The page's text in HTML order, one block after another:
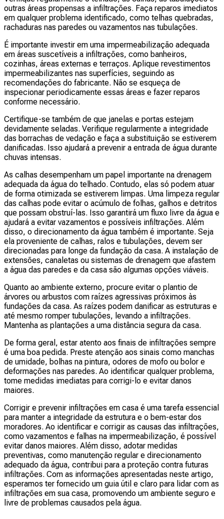
outras áreas propensas a infiltrações. Faça reparos imediatos
em qualquer problema identificado, como telhas quebradas,
rachaduras nas paredes ou vazamentos nas tubulações.
É importante investir em uma impermeabilização adequada
em áreas suscetíveis a infiltrações, como banheiros,
cozinhas, áreas externas e terraços. Aplique revestimentos
impermeabilizantes nas superfícies, seguindo as
recomendações do fabricante. Não se esqueça de
inspecionar periodicamente essas áreas e fazer reparos
conforme necessário.
Certifique-se também de que janelas e portas estejam
devidamente seladas. Verifique regularmente a integridade
das borrachas de vedação e faça a substituição se estiverem
danificadas. Isso ajudará a prevenir a entrada de água durante
chuvas intensas.
As calhas desempenham um papel importante na drenagem
adequada da água do telhado. Contudo, elas só podem atuar
de forma otimizada se estiverem limpas. Uma limpeza regular
das calhas pode evitar o acúmulo de folhas, galhos e detritos
que possam obstruí-las. Isso garantirá um fluxo livre da água e
ajudará a evitar vazamentos e possíveis infiltrações. Além
disso, o direcionamento da água também é importante. Seja
ela proveniente de calhas, ralos e tubulações, devem ser
direcionadas para longe da fundação da casa. A instalação de
extensões, canaletas ou sistemas de drenagem que afastem
a água das paredes e da casa são algumas opções viáveis.
Quanto ao ambiente externo, procure evitar o plantio de
árvores ou arbustos com raízes agressivas próximos às
fundações da casa. As raízes podem danificar as estruturas e
até mesmo romper tubulações, levando a infiltrações.
Mantenha as plantações a uma distância segura da casa.
De forma geral, estar atento aos finais de infiltrações sempre
é uma boa pedida. Preste atenção aos sinais como manchas
de umidade, bolhas na pintura, odores de mofo ou bolor e
deformações nas paredes. Ao identificar qualquer problema,
tome medidas imediatas para corrigi-lo e evitar danos
maiores.
Corrigir e prevenir infiltrações em casa é uma tarefa essencial
para manter a integridade da estrutura e o bem-estar dos
moradores. Ao identificar e corrigir as causas das infiltrações,
como vazamentos e falhas na impermeabilização, é possível
evitar danos maiores. Além disso, adotar medidas
preventivas, como manutenção regular e direcionamento
adequado da água, contribui para a proteção contra futuras
infiltrações. Com as informações apresentadas neste artigo,
esperamos ter fornecido um guia útil e claro para lidar com as
infiltrações em sua casa, promovendo um ambiente seguro e
livre de problemas causados pela água.